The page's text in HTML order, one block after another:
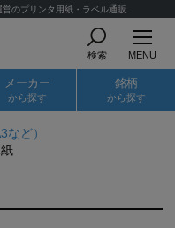
のプリンタ用紙・ラベル通販
検索 MENU
メーカー
から探す
銘柄
から探す
ど）